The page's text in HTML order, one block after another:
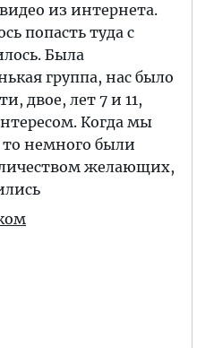
из интернета.
попасть туда с
Была
группа, нас было
двое, лет 7 и 11,
Когда мы
немного были
желающих,